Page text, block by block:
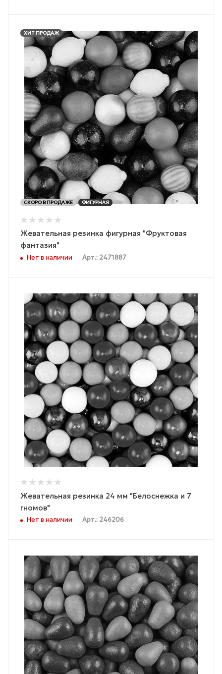
ХИТ ПРОДАЖ
СКОРО В ПРОДАЖЕ ФИГУРНАЯ
Жевательная резинка фигурная "Фруктовая
фантазия"
Нет в наличии Арт.: 2471887
Жевательная резинка 24 мм "Белоснежка и 7
гномов"
Нет в наличии Арт.: 246206